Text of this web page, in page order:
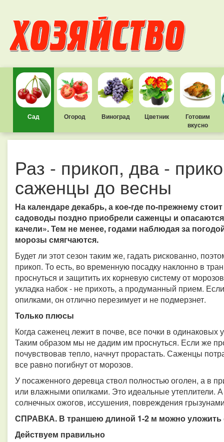
Сад Огород Виноград Цветник
Готовим
вкусно
Раз - прикоп, два -
саженцы до весны
На календаре декабрь, а кое-где по-прежнему
садоводы поздно приобрели саженцы и
качели». Тем не менее, годами наблюдая за
морозы смягчаются.
Будет ли этот сезон таким же, гадать рискованно,
прикоп. То есть, во временную посадку наклонно в
проснуться и защитить их корневую систему от
укладка набок - не прихоть, а продуманный прием.
опилками, он отлично перезимует и не подмерзнет.
Только плюсы
Когда саженец лежит в почве, все почки в
Таким образом мы не дадим им проснуться. Если же
почувствовав тепло, начнут прорастать. Саженцы
все равно погибнут от морозов.
У посаженного деревца ствол полностью оголен, а в
или влажными опилками. Это идеальные утеплители.
солнечных ожогов, иссушения, повреждения
СПРАВКА. В траншею длиной 1-2 м можно уложить
Действуем правильно